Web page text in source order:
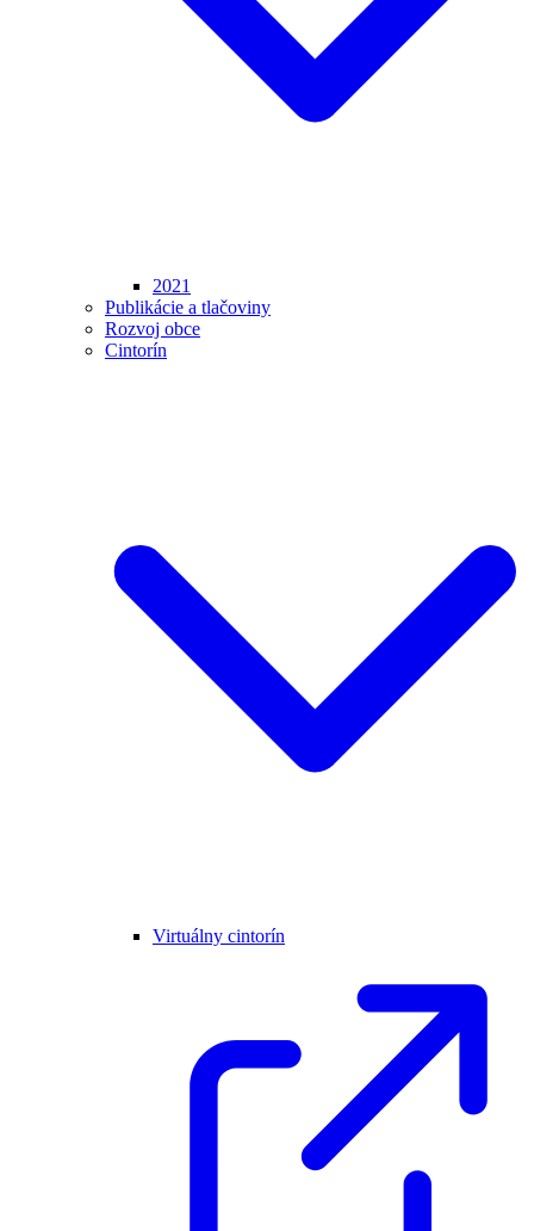
2021
Publikácie a tlačoviny
Rozvoj obce
Cintorín
Virtuálny cintorín